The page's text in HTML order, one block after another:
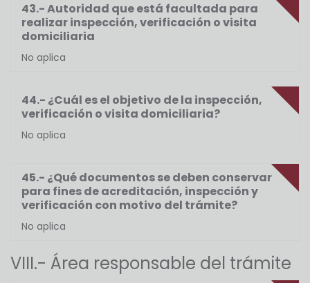
43.- Autoridad que está facultada para
realizar inspección, verificación o visita
domiciliaria
No aplica
44.- ¿Cuál es el objetivo de la inspección,
verificación o visita domiciliaria?
No aplica
45.- ¿Qué documentos se deben conservar
para fines de acreditación, inspección y
verificación con motivo del trámite?
No aplica
VIII.- Área responsable del trámite